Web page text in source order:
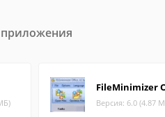
FileMinimizer
Версия: 6.0 (4.87